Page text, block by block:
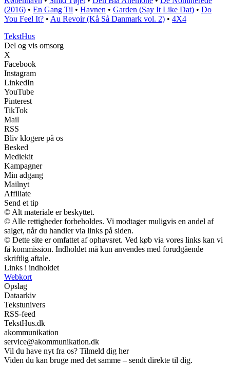
(2016) • En Gang Til • Havnen • Garden (Say It Like Dat) • Do
You Feel It? • Au Revoir (Kå Så Danmark vol. 2) • 4X4
TekstHus
Del og vis omsorg
X
Facebook
Instagram
LinkedIn
YouTube
Pinterest
TikTok
Mail
RSS
Bliv klogere på os
Besked
Mediekit
Kampagner
Min adgang
Mailnyt
Affiliate
Send et tip
© Alt materiale er beskyttet.
© Alle rettigheder forbeholdes. Vi modtager muligvis en andel af
salget, når du handler via links på siden.
© Dette site er omfattet af ophavsret. Ved køb via vores links kan vi
få kommission. Indholdet må kun anvendes med forudgående
skriftlig aftale.
Links i indholdet
Webkort
Opslag
Dataarkiv
Tekstunivers
RSS-feed
TekstHus.dk
akommunikation
service@akommunikation.dk
Vil du have nyt fra os? Tilmeld dig her
Viden du kan bruge med det samme – sendt direkte til dig.